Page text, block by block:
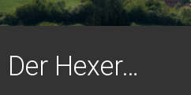
Der Hexer…